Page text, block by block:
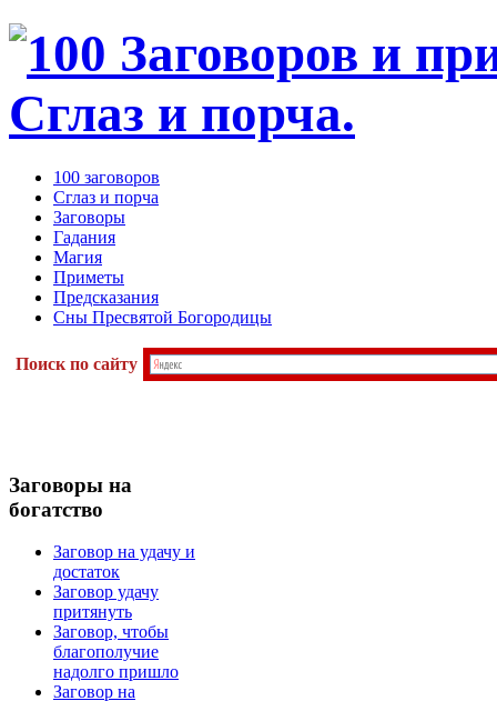
100 заговоров
Сглаз и порча
Заговоры
Гадания
Магия
Приметы
Предсказания
Сны Пресвятой Богородицы
Поиск по сайту
Заговоры на
богатство
Заговор на удачу и
достаток
Заговор удачу
притянуть
Заговор, чтобы
благополучие
надолго пришло
Заговор на